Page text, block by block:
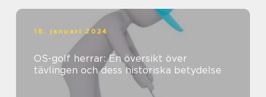
18. januari 2024
OS-golf herrar: En översikt över
tävlingen och dess historiska betydelse